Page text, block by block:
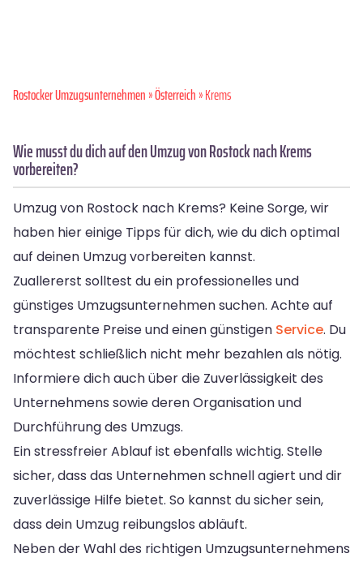
Rostocker Umzugsunternehmen»Österreich» Krems
Wie musst du dich auf den Umzug von Rostock nach Krems
vorbereiten?
Umzug von Rostock nach Krems? Keine Sorge, wir
haben hier einige Tipps für dich, wie du dich optimal
auf deinen Umzug vorbereiten kannst.
Zuallererst solltest du ein professionelles und
günstiges Umzugsunternehmen suchen. Achte auf
transparente Preise und einen günstigen Service. Du
möchtest schließlich nicht mehr bezahlen als nötig.
Informiere dich auch über die Zuverlässigkeit des
Unternehmens sowie deren Organisation und
Durchführung des Umzugs.
Ein stressfreier Ablauf ist ebenfalls wichtig. Stelle
sicher, dass das Unternehmen schnell agiert und dir
zuverlässige Hilfe bietet. So kannst du sicher sein,
dass dein Umzug reibungslos abläuft.
Neben der Wahl des richtigen Umzugsunternehmens